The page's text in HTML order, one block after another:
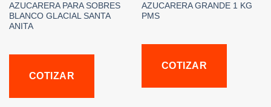
AZUCARERA PARA SOBRES
BLANCO GLACIAL SANTA
ANITA
COTIZAR
AZUCARERA GRANDE 1 KG
PMS
COTIZAR